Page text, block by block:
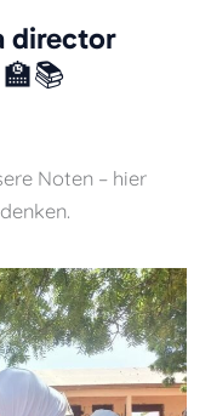
director
Noten – hier